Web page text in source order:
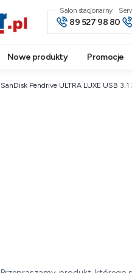
Salon stacjonarny
89 527 98 80
Nowe produkty Promocje
SanDisk Pendrive ULTRA LUXE USB